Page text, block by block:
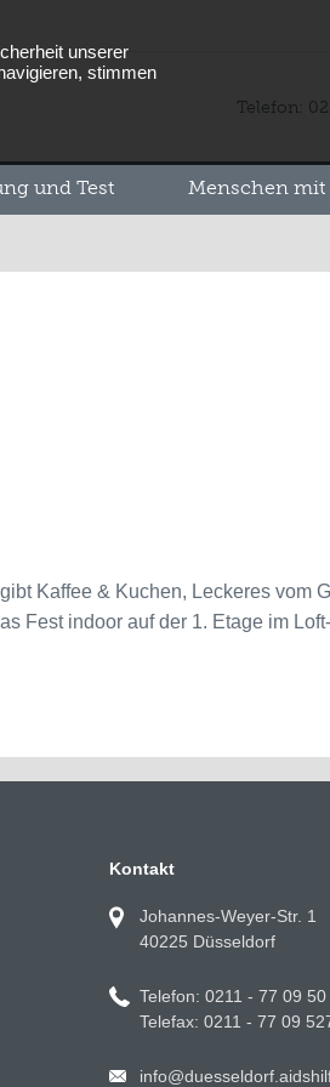
unserer
stimmen
Telefon:
und Test Menschen mit
Kaffee & Kuchen, Leckeres vom
Fest indoor auf der 1. Etage im
Kontakt
Johannes-Weyer-Str. 1
40225 Düsseldorf
Telefon: 0211 - 77 09 50
Telefax: 0211 - 77 09